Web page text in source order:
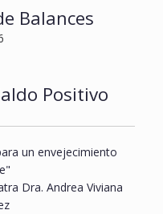
Balances
Positivo
un envejecimiento
Dra. Andrea Viviana